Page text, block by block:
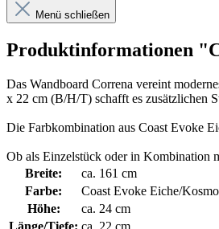
Menü schließen
Produktinformationen
Das Wandboard Correna vereint
x 22 cm (B/H/T) schafft es zusätzlichen
Die Farbkombination aus Coast Evoke
Ob als Einzelstück oder in Kombination
Breite:
ca. 161 cm
Farbe:
Coast Evoke Eiche/
Höhe:
ca. 24 cm